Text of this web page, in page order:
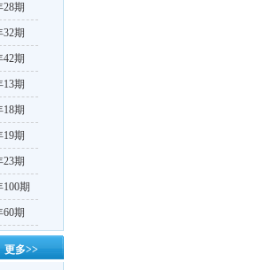
28期
32期
42期
13期
18期
19期
23期
100期
60期
更多>>